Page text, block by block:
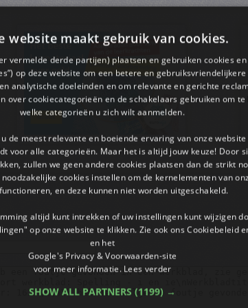
website maakt gebruik van cookies.
vermelde derde partijen) plaatsen en gebruiken cookies
op deze website om een ​​betere en
analytische doeleinden en om relevante en gerichte
over cookiecategorieën en de schakelaars gebruiken om
welke categorieën u zich wilt aanmelden.
de meest relevante en boeiende ervaring van onze
voor alle categorieën. Maar het is altijd jouw keuze! Door
zullen we geen andere cookies plaatsen dan de strikt
cookies instellen om de kernelementen van
en deze kunnen niet worden uitgeschakeld.
altijd kunt intrekken of uw instellingen kunt wijzigen
op onze website te klikken. Zie ook ons ​​Cookiebeleid
en het
Google's Privacy & Voorwaarden-site
voor meer informatie. Lees verder
SHOW ALL PARTNERS (1199) →